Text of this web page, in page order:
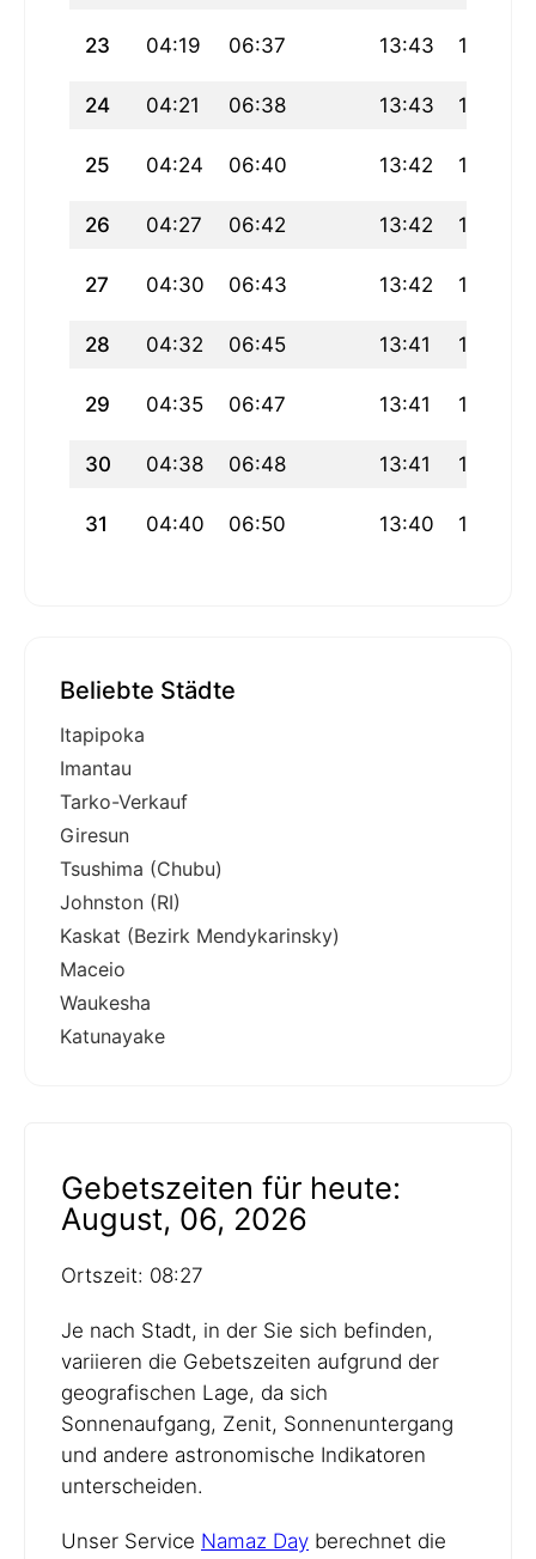
23 04:19 06:37 13:43 17:35
24 04:21 06:38 13:43 17:34
25 04:24 06:40 13:42 17:33
26 04:27 06:42 13:42 17:31
27 04:30 06:43 13:42 17:30
28 04:32 06:45 13:41 17:29
29 04:35 06:47 13:41 17:27
30 04:38 06:48 13:41 17:26
31 04:40 06:50 13:40 17:25
Beliebte Städte
Itapipoka
Imantau
Tarko-Verkauf
Giresun
Tsushima (Chubu)
Johnston (RI)
Kaskat (Bezirk Mendykarinsky)
Maceio
Waukesha
Katunayake
Gebetszeiten für heute:
August, 06, 2026
Ortszeit: 08:27
Je nach Stadt, in der Sie sich befinden,
variieren die Gebetszeiten aufgrund der
geografischen Lage, da sich
Sonnenaufgang, Zenit, Sonnenuntergang
und andere astronomische Indikatoren
unterscheiden.
Unser Service Namaz Day berechnet die